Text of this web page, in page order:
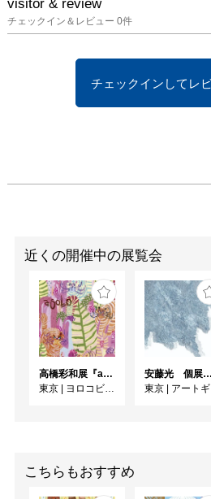
visitor & review
チェックイン＆レビュー 0件
チェックインしてレ
近くの開催中の展覧会
高橋彩和展『asobo』
東京
ヨロコビtoギャラリー
安藤光 個展『ドローイング細密画展2026』
東京
アートギャラリー絵の具箱
こちらもおすすめ